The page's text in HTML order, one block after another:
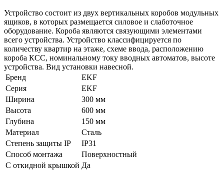
Устройство состоит из двух вертикальных коробов модульных
ящиков, в которых размещается силовое и слаботочное
оборудование. Короба являются связующими элементами
всего устройства. Устройство классифицируется по
количеству квартир на этаже, схеме ввода, расположению
короба КСС, номинальному току вводных автоматов, высоте
устройства. Вид установки навесной.
Бренд
EKF
Серия
EKF
Ширина
300 мм
Высота
600 мм
Глубина
150 мм
Материал
Сталь
Степень защиты IP
IP31
Способ монтажа
Поверхностный
С откидной крышкой Да